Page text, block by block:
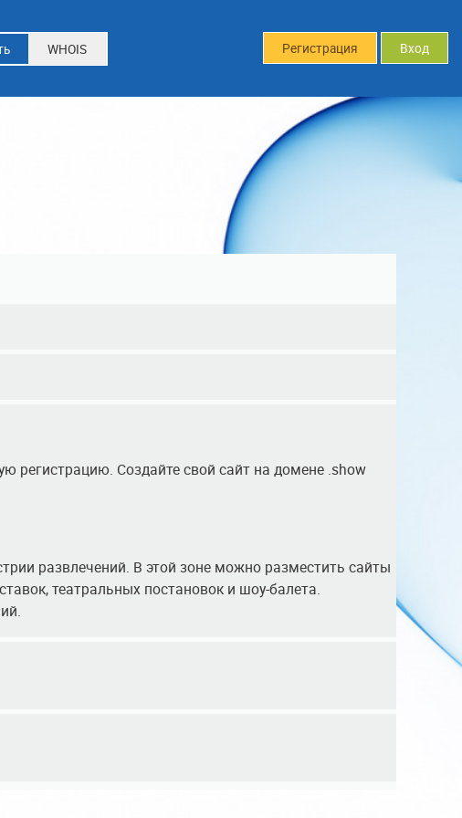
Регистрация Вход
WHOIS
регистрацию. Создайте свой сайт на домене .show
развлечений. В этой зоне можно разместить сайты
театральных постановок и шоу-балета.